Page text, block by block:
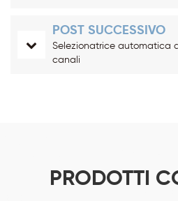
POST SUCCESSIVO
Selezionatrice automatica
canali
PRODOTTI